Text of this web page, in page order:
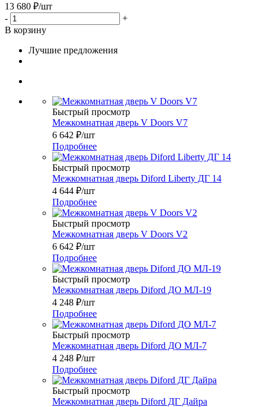
13 680 ₽/шт
-
+
В корзину
Лучшие предложения
Быстрый просмотр
Межкомнатная дверь V Doors V7
6 642 ₽/шт
Подробнее
Быстрый просмотр
Межкомнатная дверь Diford Liberty ДГ 14
4 644 ₽/шт
Подробнее
Быстрый просмотр
Межкомнатная дверь V Doors V2
6 642 ₽/шт
Подробнее
Быстрый просмотр
Межкомнатная дверь Diford ДО МЛ-19
4 248 ₽/шт
Подробнее
Быстрый просмотр
Межкомнатная дверь Diford ДО МЛ-7
4 248 ₽/шт
Подробнее
Быстрый просмотр
Межкомнатная дверь Diford ДГ Дайра